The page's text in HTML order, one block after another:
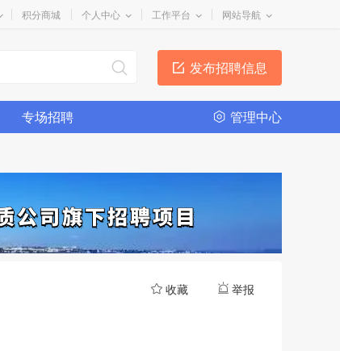
积分商城 个人中心 工作平台 网站导航
发布招聘信息
专场招聘 管理中心
收藏 举报